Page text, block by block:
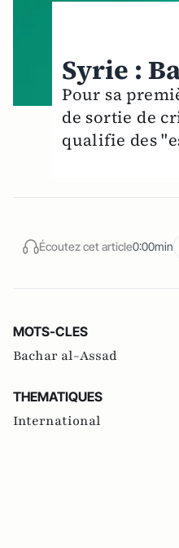
Syrie :
Pour sa
de sortie de
qualifie des
Écoutez cet article0:00min
MOTS-CLES
Bachar al-Assad
THEMATIQUES
International